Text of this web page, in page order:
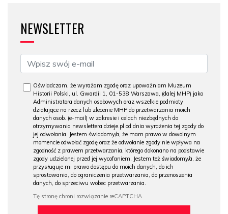
NEWSLETTER
Oświadczam, że wyrażam zgodę oraz upoważniam Muzeum
Historii Polski, ul. Gwardii 1, 01-538 Warszawa, (dalej MHP) jako
Administratora danych osobowych oraz wszelkie podmioty
działające na rzecz lub zlecenie MHP do przetwarzania moich
danych osob. (e-mail) w zakresie i celach niezbędnych do
otrzymywania newslettera dzieje.pl od dnia wyrażenia tej zgody do
jej odwołania. Jestem świadomy/a, że mam prawo w dowolnym
momencie odwołać zgodę oraz że odwołanie zgody nie wpływa na
zgodność z prawem przetwarzania, którego dokonano na podstawie
zgody udzielonej przed jej wycofaniem. Jestem też świadomy/a, że
przysługuje mi prawo dostępu do moich danych, do ich
sprostowania, do ograniczenia przetwarzania, do przenoszenia
danych, do sprzeciwu wobec przetwarzania.